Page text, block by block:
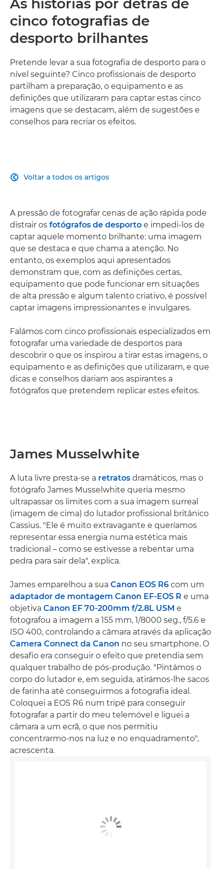
As histórias por detrás de
cinco fotografias de
desporto brilhantes
Pretende levar a sua fotografia de desporto para o
nível seguinte? Cinco profissionais de desporto
partilham a preparação, o equipamento e as
definições que utilizaram para captar estas cinco
imagens que se destacam, além de sugestões e
conselhos para recriar os efeitos.
Voltar a todos os artigos

A pressão de fotografar cenas de ação rápida pode
distrair os fotógrafos de desporto e impedi-los de
captar aquele momento brilhante: uma imagem
que se destaca e que chama a atenção. No
entanto, os exemplos aqui apresentados
demonstram que, com as definições certas,
equipamento que pode funcionar em situações
de alta pressão e algum talento criativo, é possível
captar imagens impressionantes e invulgares.
Falámos com cinco profissionais especializados em
fotografar uma variedade de desportos para
descobrir o que os inspirou a tirar estas imagens, o
equipamento e as definições que utilizaram, e que
dicas e conselhos dariam aos aspirantes a
fotógrafos que pretendem replicar estes efeitos.
James Musselwhite
A luta livre presta-se a retratos dramáticos, mas o
fotógrafo James Musselwhite queria mesmo
ultrapassar os limites com a sua imagem surreal
(imagem de cima) do lutador profissional britânico
Cassius. "Ele é muito extravagante e queríamos
representar essa energia numa estética mais
tradicional – como se estivesse a rebentar uma
pedra para sair dela", explica.
James emparelhou a sua Canon EOS R6 com um
adaptador de montagem Canon EF-EOS R e uma
objetiva Canon EF 70-200mm f/2.8L USM e
fotografou a imagem a 155 mm, 1/8000 seg., f/5.6 e
ISO 400, controlando a câmara através da aplicação
Camera Connect da Canon no seu smartphone. O
desafio era conseguir o efeito que pretendia sem
qualquer trabalho de pós-produção. "Pintámos o
corpo do lutador e, em seguida, atirámos-lhe sacos
de farinha até conseguirmos a fotografia ideal.
Coloquei a EOS R6 num tripé para conseguir
fotografar a partir do meu telemóvel e liguei a
câmara a um ecrã, o que nos permitiu
concentrarmo-nos na luz e no enquadramento",
acrescenta.